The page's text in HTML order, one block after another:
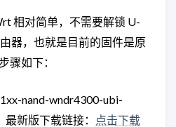
相对简单，不需要解锁 U-
器，也就是目前的固件是原
骤如下：
nand-wndr4300-ubi-
新版下载链接：
点击下载